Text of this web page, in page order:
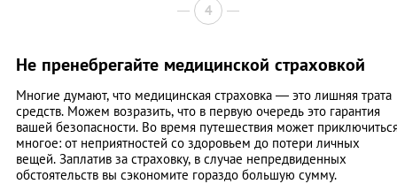
4
Не пренебрегайте медицинской страховкой
Многие думают, что медицинская страховка — это лишняя трата
средств. Можем возразить, что в первую очередь это гарантия
вашей безопасности. Во время путешествия может
многое: от неприятностей со здоровьем до потери личных
вещей. Заплатив за страховку, в случае непредвиденных
обстоятельств вы сэкономите гораздо большую сумму.